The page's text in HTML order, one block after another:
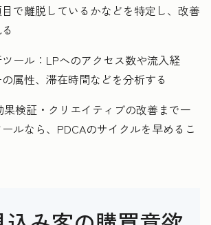
で離脱しているかなどを特定し、改善
ール：LPへのアクセス数や流入経
属性、滞在時間などを分析する
検証・クリエイティブの改善まで一
ルなら、PDCAのサイクルを早めるこ